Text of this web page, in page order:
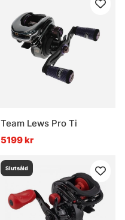
Team Lews Pro Ti
5199 kr
Slutsåld